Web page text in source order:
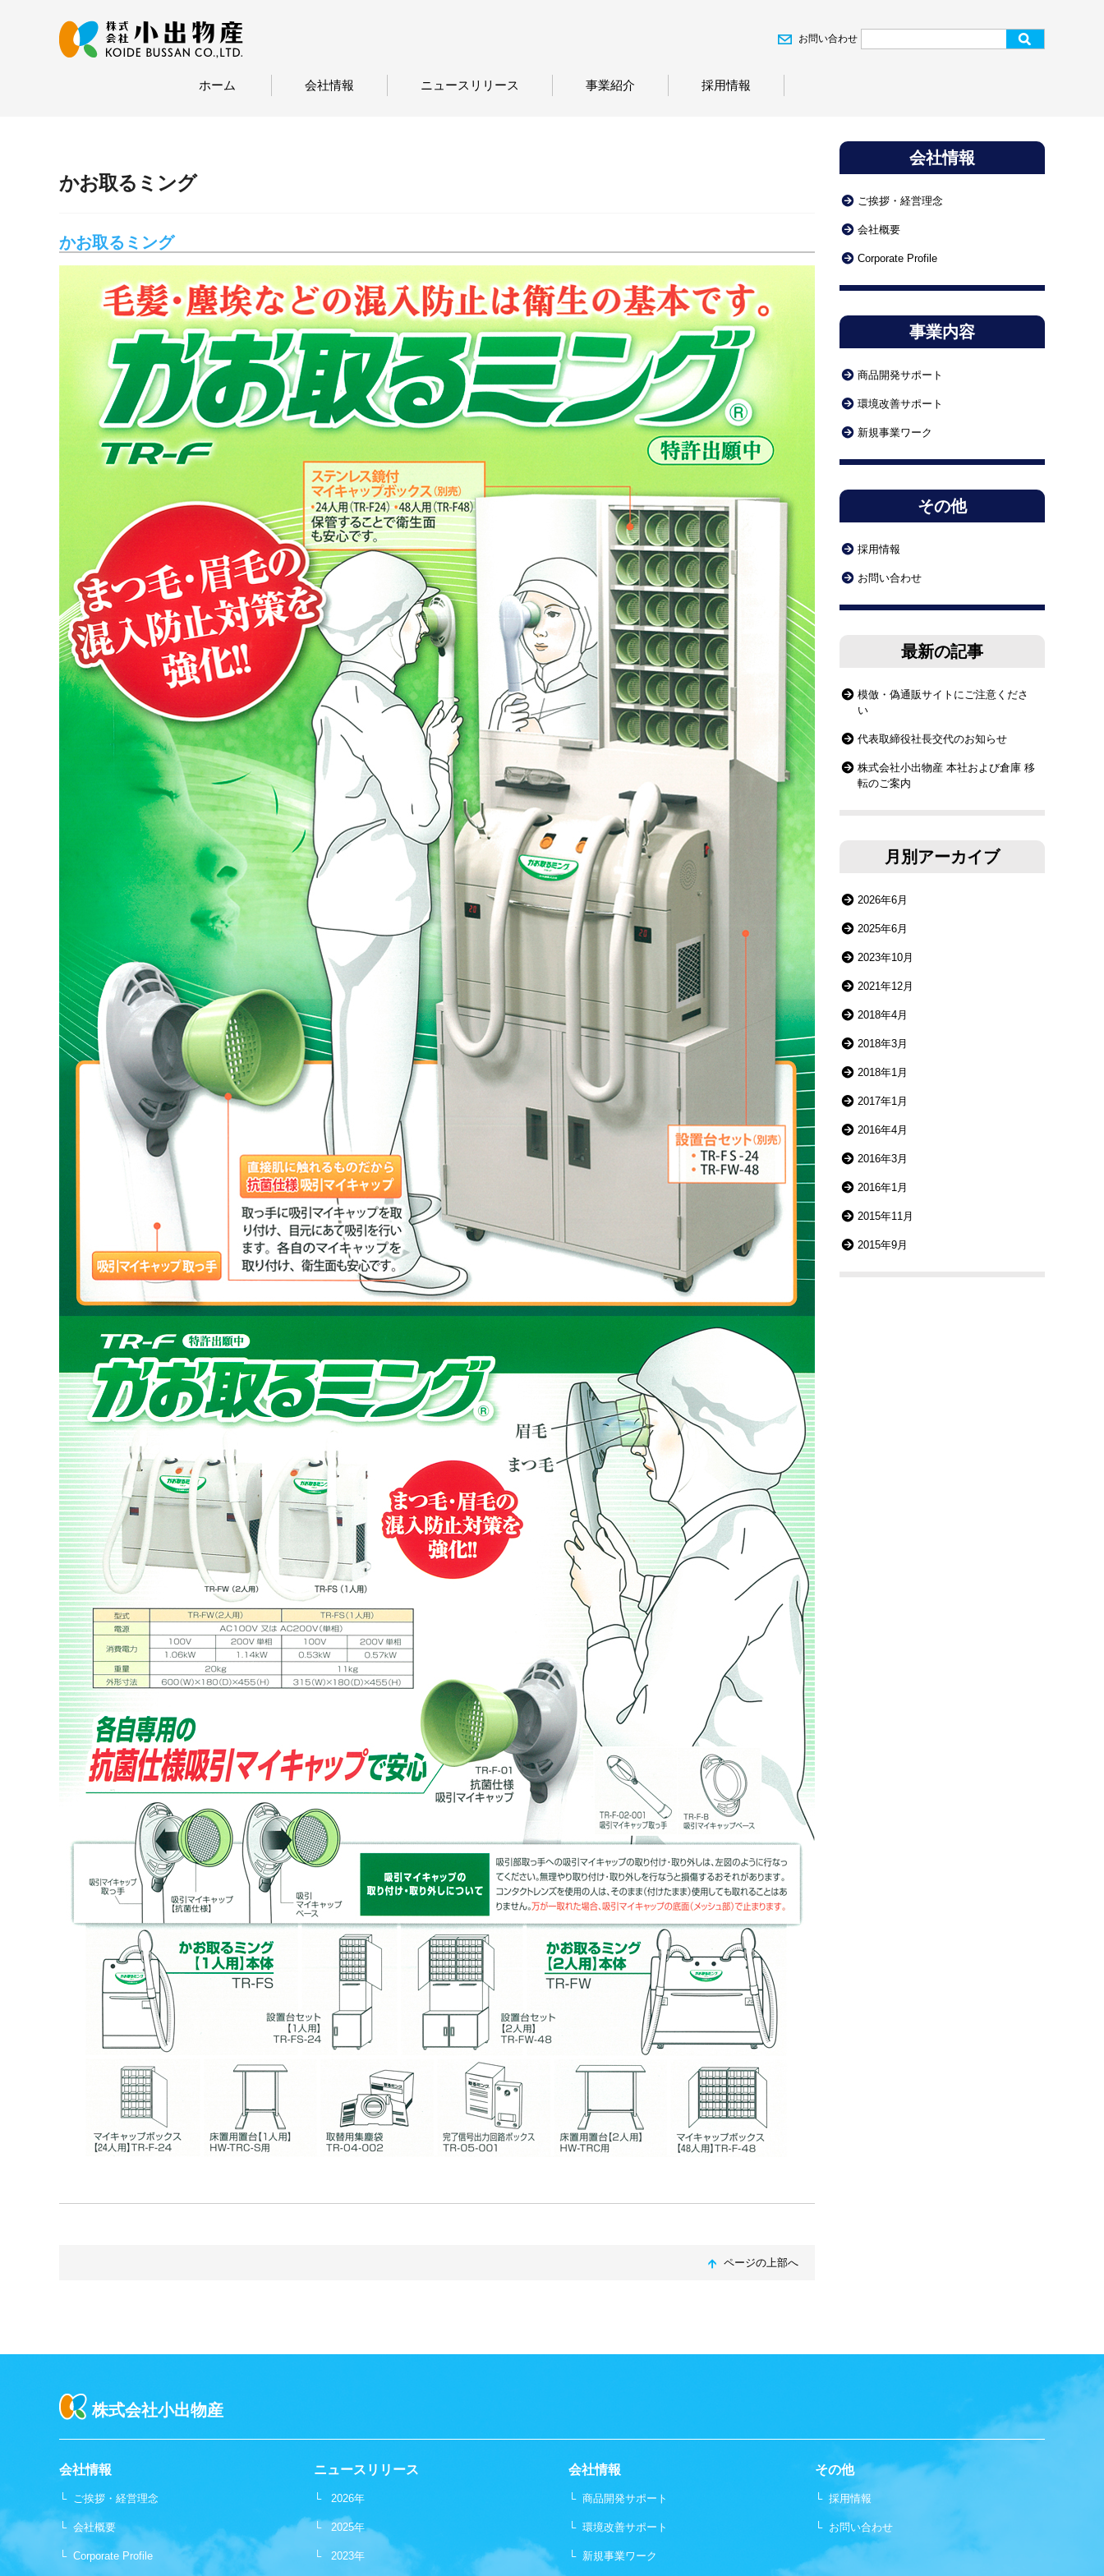
お問い合わせ
ホーム 会社情報 ニュースリリース 事業紹介 採用情報
会社情報
ご挨拶・経営理念
会社概要
Corporate Profile
事業内容
商品開発サポート
環境改善サポート
新規事業ワーク
その他
採用情報
お問い合わせ
最新の記事
模倣・偽通販サイトにご注意くださ
い
代表取締役社長交代のお知らせ
株式会社小出物産 本社および倉庫 移
転のご案内
月別アーカイブ
2026年6月
2025年6月
2023年10月
2021年12月
2018年4月
2018年3月
2018年1月
2017年1月
2016年4月
2016年3月
2016年1月
2015年11月
2015年9月
かお取るミング
かお取るミング
ページの上部へ
株式会社小出物産
会社情報
└ ご挨拶・経営理念
└ 会社概要
└ Corporate Profile
ニュースリリース
└ 2026年
└ 2025年
└ 2023年
会社情報
└ 商品開発サポート
└ 環境改善サポート
└ 新規事業ワーク
その他
└ 採用情報
└ お問い合わせ